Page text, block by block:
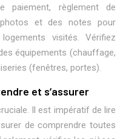
paiement, règlement de
et des notes pour
visités. Vérifiez
équipements (chauffage,
(fenêtres, portes).
et s’assurer
Il est impératif de lire
de comprendre toutes